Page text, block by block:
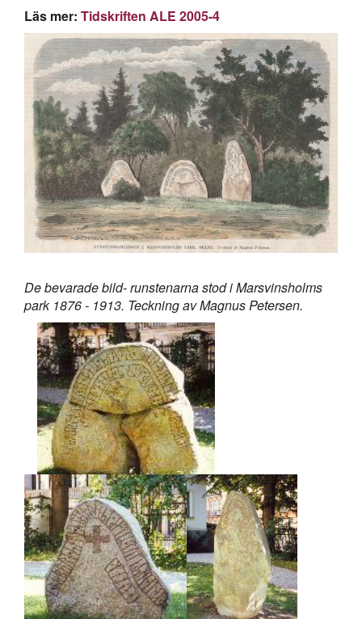
Läs mer: Tidskriften ALE 2005-4
De bevarade bild- runstenarna stod i Marsvinsholms
park 1876 - 1913. Teckning av Magnus Petersen.